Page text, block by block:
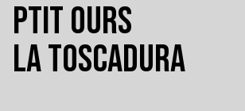
PTIT OURS
LA TOSCADURA